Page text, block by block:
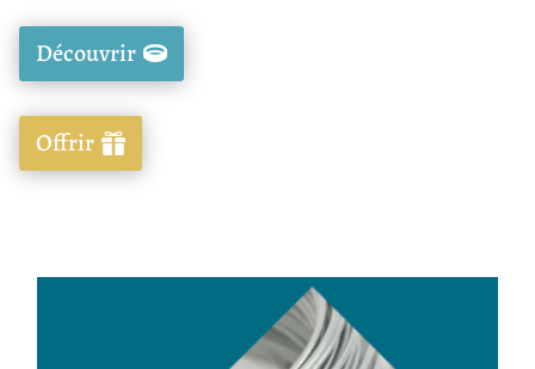
Découvrir
Offrir